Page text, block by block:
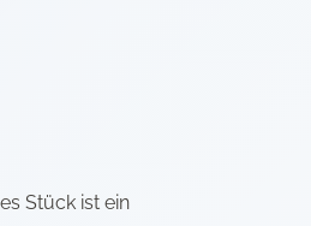
Stück ist ein